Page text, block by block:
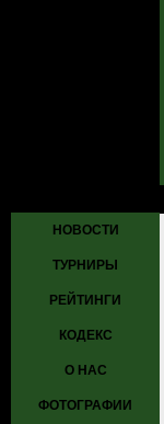
НОВОСТИ
ТУРНИРЫ
РЕЙТИНГИ
КОДЕКС
О НАС
ФОТОГРАФИИ